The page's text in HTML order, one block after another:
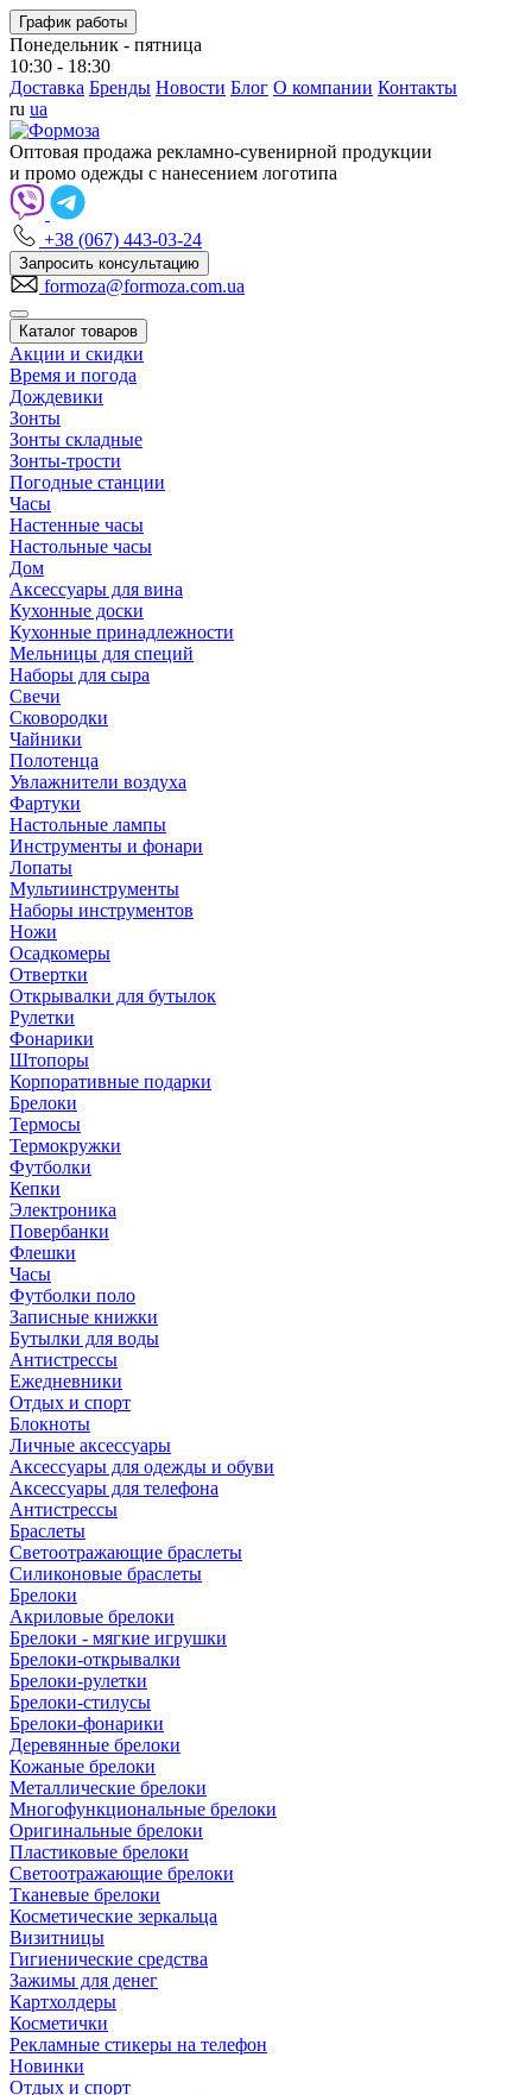
График работы
Понедельник - пятница
10:30 - 18:30
Доставка Бренды Новости Блог О компании Контакты
ru ua
Оптовая продажа рекламно-сувенирной продукции
и промо одежды с нанесением логотипа
+38 (067) 443-03-24
Запросить консультацию
formoza@formoza.com.ua
Каталог товаров
Акции и скидки
Время и погода
Дождевики
Зонты
Зонты складные
Зонты-трости
Погодные станции
Часы
Настенные часы
Настольные часы
Дом
Аксессуары для вина
Кухонные доски
Кухонные принадлежности
Мельницы для специй
Наборы для сыра
Свечи
Сковородки
Чайники
Полотенца
Увлажнители воздуха
Фартуки
Настольные лампы
Инструменты и фонари
Лопаты
Мультиинструменты
Наборы инструментов
Ножи
Осадкомеры
Отвертки
Открывалки для бутылок
Рулетки
Фонарики
Штопоры
Корпоративные подарки
Брелоки
Термосы
Термокружки
Футболки
Кепки
Электроника
Повербанки
Флешки
Часы
Футболки поло
Записные книжки
Бутылки для воды
Антистрессы
Ежедневники
Отдых и спорт
Блокноты
Личные аксессуары
Аксессуары для одежды и обуви
Аксессуары для телефона
Антистрессы
Браслеты
Светоотражающие браслеты
Силиконовые браслеты
Брелоки
Акриловые брелоки
Брелоки - мягкие игрушки
Брелоки-открывалки
Брелоки-рулетки
Брелоки-стилусы
Брелоки-фонарики
Деревянные брелоки
Кожаные брелоки
Металлические брелоки
Многофункциональные брелоки
Оригинальные брелоки
Пластиковые брелоки
Светоотражающие брелоки
Тканевые брелоки
Косметические зеркальца
Визитницы
Гигиенические средства
Зажимы для денег
Картхолдеры
Косметички
Рекламные стикеры на телефон
Новинки
Отдых и спорт